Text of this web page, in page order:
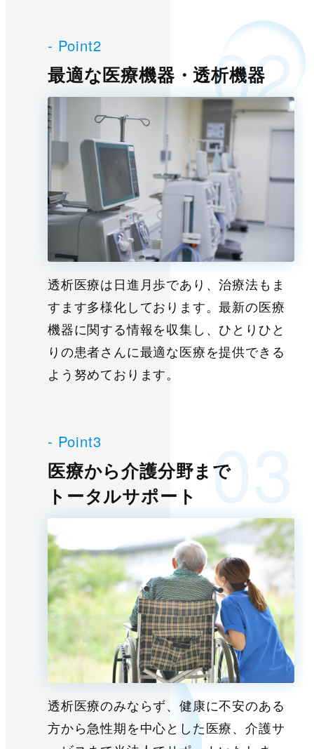
- Point2
最適な医療機器・透析機器
透析医療は日進月歩であり、治療法もま
すます多様化しております。最新の医療
機器に関する情報を収集し、ひとりひと
りの患者さんに最適な医療を提供できる
よう努めております。
- Point3
医療から介護分野まで
トータルサポート
透析医療のみならず、健康に不安のある
方から急性期を中心とした医療、介護サ